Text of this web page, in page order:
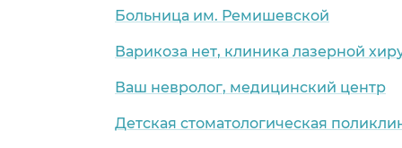
Больница им. Ремишевской
Варикоза нет, клиника лазерной
Ваш невролог, медицинский центр
Детская стоматологическая